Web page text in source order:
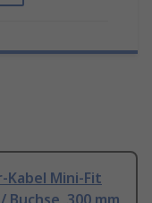
Kabel Mini-Fit